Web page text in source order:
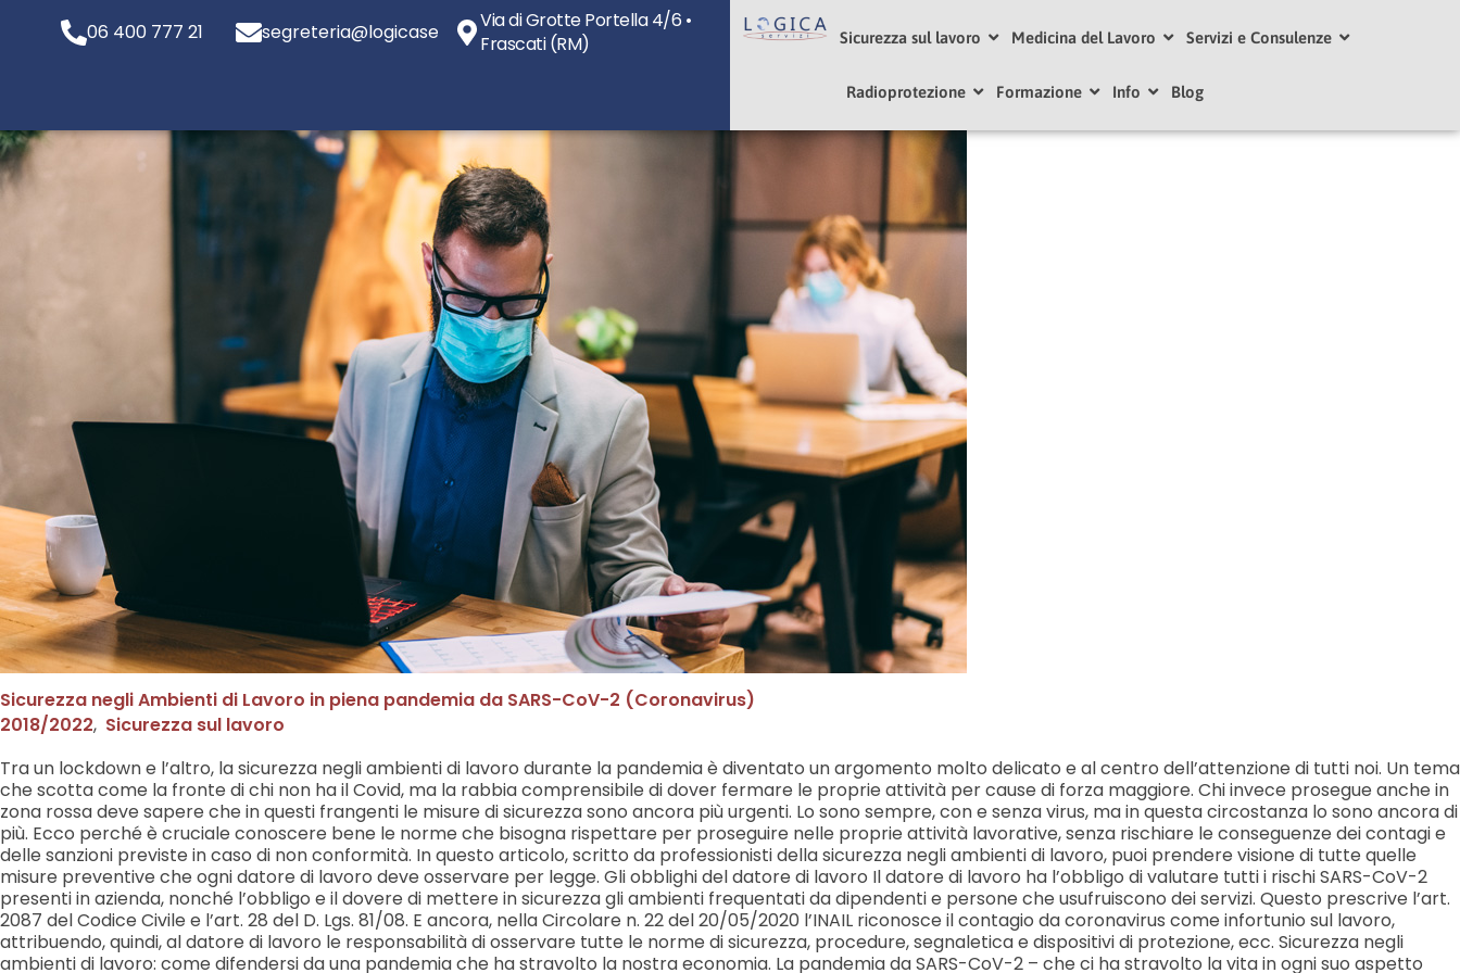
06 400 777 21 segreteria@logicaservizi.euVia di Grotte Portella 4/6 •
Frascati (RM)
Sicurezza sul lavoro Medicina del Lavoro Servizi e Consulenze
Radioprotezione Formazione Info Blog
Sicurezza negli Ambienti di Lavoro in piena pandemia da SARS-CoV-2 (Coronavirus)
2018/2022, Sicurezza sul lavoro
Tra un lockdown e l’altro, la sicurezza negli ambienti di lavoro durante la pandemia è diventato un argomento molto delicato e al centro dell’attenzione di tutti noi. Un tema
che scotta come la fronte di chi non ha il Covid, ma la rabbia comprensibile di dover fermare le proprie attività per cause di forza maggiore. Chi invece prosegue anche in
zona rossa deve sapere che in questi frangenti le misure di sicurezza sono ancora più urgenti. Lo sono sempre, con e senza virus, ma in questa circostanza lo sono ancora di
più. Ecco perché è cruciale conoscere bene le norme che bisogna rispettare per proseguire nelle proprie attività lavorative, senza rischiare le conseguenze dei contagi e
delle sanzioni previste in caso di non conformità. In questo articolo, scritto da professionisti della sicurezza negli ambienti di lavoro, puoi prendere visione di tutte quelle
misure preventive che ogni datore di lavoro deve osservare per legge. Gli obblighi del datore di lavoro Il datore di lavoro ha l’obbligo di valutare tutti i rischi SARS-CoV-2
presenti in azienda, nonché l’obbligo e il dovere di mettere in sicurezza gli ambienti frequentati da dipendenti e persone che usufruiscono dei servizi. Questo prescrive l’art.
2087 del Codice Civile e l’art. 28 del D. Lgs. 81/08. E ancora, nella Circolare n. 22 del 20/05/2020 l’INAIL riconosce il contagio da coronavirus come infortunio sul lavoro,
attribuendo, quindi, al datore di lavoro le responsabilità di osservare tutte le norme di sicurezza, procedure, segnaletica e dispositivi di protezione, ecc. Sicurezza negli
ambienti di lavoro: come difendersi da una pandemia che ha stravolto la nostra economia. La pandemia da SARS-CoV-2 – che ci ha stravolto la vita in ogni suo aspetto